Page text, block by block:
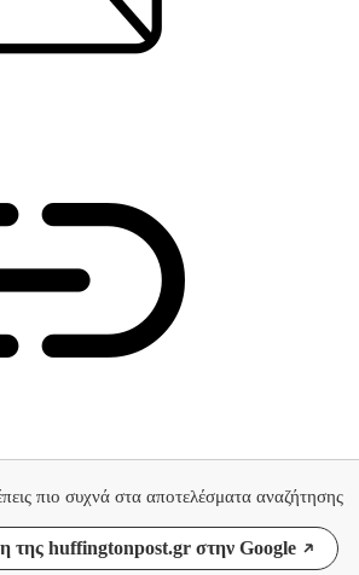
πιο συχνά στα αποτελέσματα αναζήτησης
της huffingtonpost.gr στην Google